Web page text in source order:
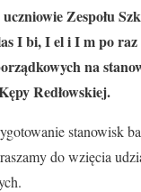
Zespołu
I bi, I el i I m po
na
Redłowskiej.
stanowisk
do wzięcia